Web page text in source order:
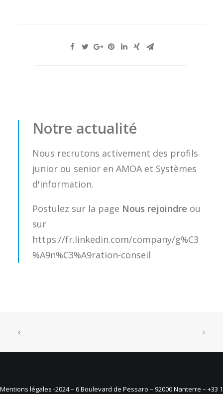
Notre actualité
Nous recrutons activement des profils
junior ou senior en AMOA et Systèmes
d'information.
Postulez sur la page Nous rejoindre ou
sur
https://fr.linkedin.com/company/g%C3
%A9n%C3%A9ration-conseil
Mentions légales -2024 – 6 Boulevard de Pessaro – 92000 Nanterre – +33 1